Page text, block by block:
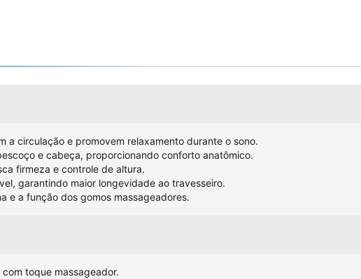
a circulação e promovem relaxamento durante o sono.
e cabeça, proporcionando conforto anatômico.
firmeza e controle de altura.
garantindo maior longevidade ao travesseiro.
e a função dos gomos massageadores.
toque massageador.